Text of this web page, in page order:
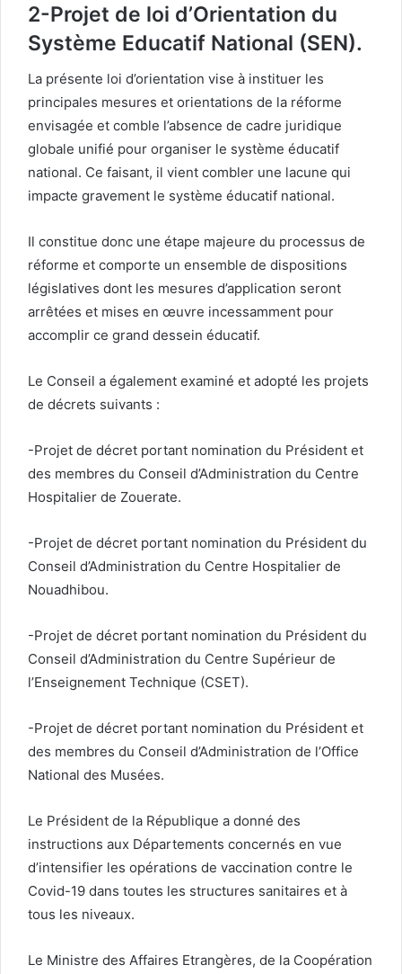
2-Projet de loi d’Orientation du
Système Educatif National (SEN).
La présente loi d’orientation vise à instituer les
principales mesures et orientations de la réforme
envisagée et comble l’absence de cadre juridique
globale unifié pour organiser le système éducatif
national. Ce faisant, il vient combler une lacune qui
impacte gravement le système éducatif national.
Il constitue donc une étape majeure du processus de
réforme et comporte un ensemble de dispositions
législatives dont les mesures d’application seront
arrêtées et mises en œuvre incessamment pour
accomplir ce grand dessein éducatif.
Le Conseil a également examiné et adopté les projets
de décrets suivants :
-Projet de décret portant nomination du Président et
des membres du Conseil d’Administration du Centre
Hospitalier de Zouerate.
-Projet de décret portant nomination du Président du
Conseil d’Administration du Centre Hospitalier de
Nouadhibou.
-Projet de décret portant nomination du Président du
Conseil d’Administration du Centre Supérieur de
l’Enseignement Technique (CSET).
-Projet de décret portant nomination du Président et
des membres du Conseil d’Administration de l’Office
National des Musées.
Le Président de la République a donné des
instructions aux Départements concernés en vue
d’intensifier les opérations de vaccination contre le
Covid-19 dans toutes les structures sanitaires et à
tous les niveaux.
Le Ministre des Affaires Etrangères, de la Coopération